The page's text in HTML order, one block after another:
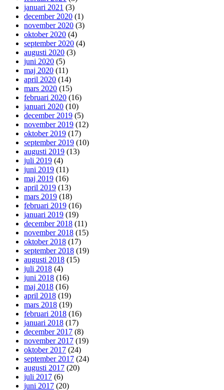
januari 2021 (3)
december 2020 (1)
november 2020 (3)
oktober 2020 (4)
september 2020 (4)
augusti 2020 (3)
juni 2020 (5)
maj 2020 (11)
april 2020 (14)
mars 2020 (15)
februari 2020 (16)
januari 2020 (10)
december 2019 (5)
november 2019 (12)
oktober 2019 (17)
september 2019 (10)
augusti 2019 (13)
juli 2019 (4)
juni 2019 (11)
maj 2019 (16)
april 2019 (13)
mars 2019 (18)
februari 2019 (16)
januari 2019 (19)
december 2018 (11)
november 2018 (15)
oktober 2018 (17)
september 2018 (19)
augusti 2018 (15)
juli 2018 (4)
juni 2018 (16)
maj 2018 (16)
april 2018 (19)
mars 2018 (19)
februari 2018 (16)
januari 2018 (17)
december 2017 (8)
november 2017 (19)
oktober 2017 (24)
september 2017 (24)
augusti 2017 (20)
juli 2017 (6)
juni 2017 (20)